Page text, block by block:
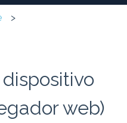
web)